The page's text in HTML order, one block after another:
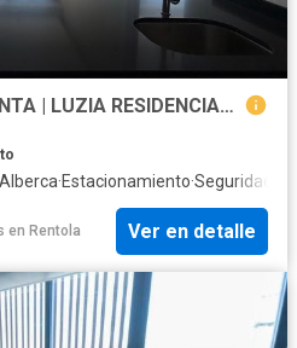
DEPARTAMENTO EN RENTA | LUZIA RESIDENCIAL | 2 recamaras + flex
Alberca·Estacionamiento·Seguridad
en Rentola Ver en detalle